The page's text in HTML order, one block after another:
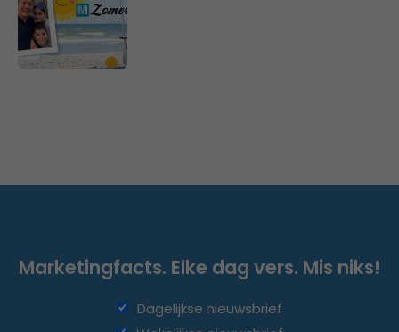
Marketingfacts. Elke dag vers. Mis niks!
Dagelijkse nieuwsbrief